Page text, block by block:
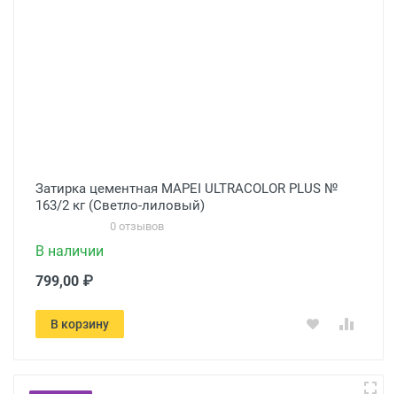
Затирка цементная MAPEI ULTRACOLOR PLUS №
163/2 кг (Светло-лиловый)
0 отзывов
В наличии
799,00 ₽
В корзину